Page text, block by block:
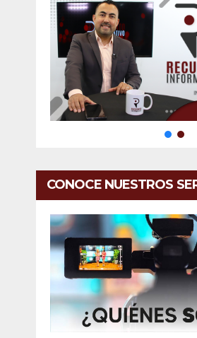
CONOCE NUESTROS